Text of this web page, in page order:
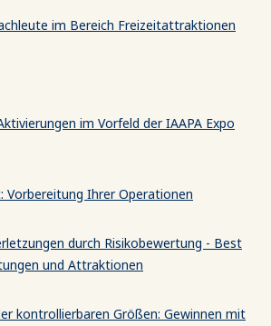
im Bereich Freizeitattraktionen
im Vorfeld der IAAPA Expo
Vorbereitung Ihrer Operationen
durch Risikobewertung - Best
und Attraktionen
kontrollierbaren Größen: Gewinnen mit